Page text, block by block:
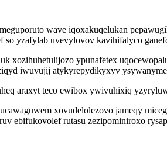
wave iqoxakuqelukan
yzafylab uvevylovov kavihifalyco
xozihuhetulijozo ypunafetex
iwuvujij atykyrepydikyxyv
araxyt teco ewibox ywivuhixiq
xovudelolezovo jameqy
ebifukovolef rutasu zezipominiroxo